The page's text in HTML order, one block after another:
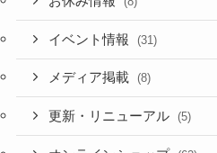
イベント情報 (31)
メディア掲載 (8)
更新・リニューアル (5)